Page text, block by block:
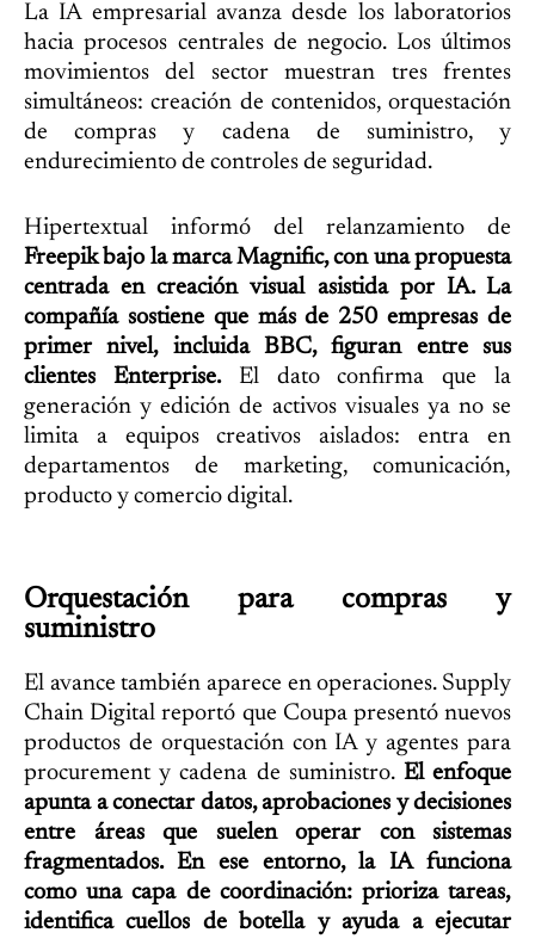
La IA empresarial avanza desde los laboratorios
hacia procesos centrales de negocio. Los últimos
movimientos del sector muestran tres frentes
simultáneos: creación de contenidos, orquestación
de compras y cadena de suministro, y
endurecimiento de controles de seguridad.
Hipertextual informó del relanzamiento de
Freepik bajo la marca Magnific, con una propuesta
centrada en creación visual asistida por IA. La
compañía sostiene que más de 250 empresas de
primer nivel, incluida BBC, figuran entre sus
clientes Enterprise.El dato confirma que la
generación y edición de activos visuales ya no se
limita a equipos creativos aislados: entra en
departamentos de marketing, comunicación,
producto y comercio digital.
Orquestación para compras y
suministro
El avance también aparece en operaciones. Supply
Chain Digital reportó que Coupa presentó nuevos
productos de orquestación con IA y agentes para
procurement y cadena de suministro.El enfoque
apunta a conectar datos, aprobaciones y decisiones
entre áreas que suelen operar con sistemas
fragmentados. En ese entorno, la IA funciona
como una capa de coordinación: prioriza tareas,
identifica cuellos de botella y ayuda a ejecutar